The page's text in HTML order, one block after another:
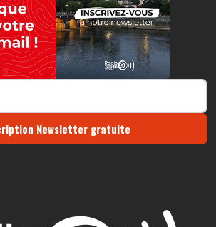
Newsletter gratuite